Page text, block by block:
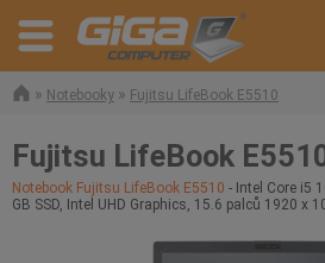
» Notebooky » Fujitsu LifeBook E5510
Fujitsu LifeBook
Notebook Fujitsu LifeBook E5510 - Intel Core i5
GB SSD, Intel UHD Graphics, 15.6 palců 1920 x